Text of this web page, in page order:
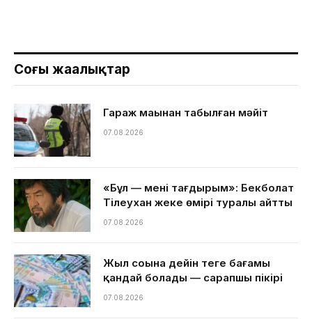
Соңғы жаңалықтар
Гараж маңынан табылған мәйіт
07.08.2026
«Бұл — менің тағдырым»: Бекболат
Тілеухан жеке өмірі туралы айтты
07.08.2026
Жыл соңына дейін теңге бағамы
қандай болады — сарапшы пікірі
07.08.2026